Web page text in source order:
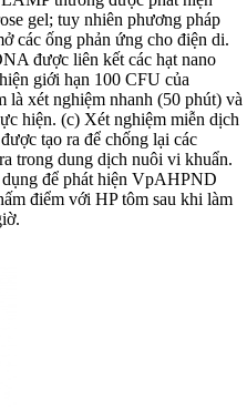
gel; tuy nhiên phương pháp
các ống phản ứng cho điện di.
được liên kết các hạt nano
giới hạn 100 CFU của
xét nghiệm nhanh (50 phút) và
hiện. (c) Xét nghiệm miễn dịch
tạo ra để chống lại các
trong dung dịch nuôi vi khuẩn.
để phát hiện VpAHPND
điểm với HP tôm sau khi làm